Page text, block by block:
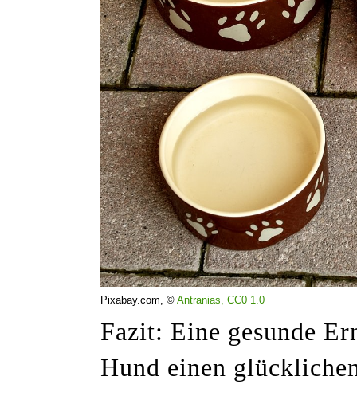
Pixabay.com, © Antranias, CC0 1.0
Fazit: Eine gesunde
Hund einen